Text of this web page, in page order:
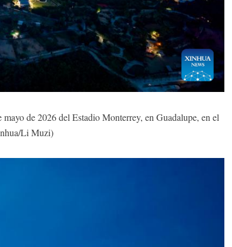
de 2026 del Estadio Monterrey, en Guadalupe, en el
Li Muzi)